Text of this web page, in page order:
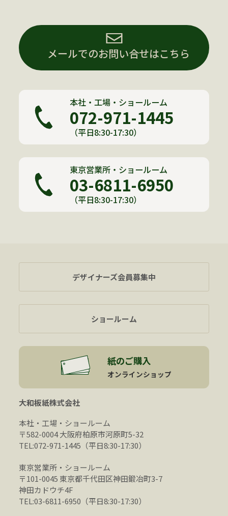
メールでのお問い合せはこちら
本社・工場・ショールーム
072-971-1445
（平日8:30-17:30）
東京営業所・ショールーム
03-6811-6950
（平日8:30-17:30）
大和板紙株式会社
本社・工場・ショールーム
〒582-0004 大阪府柏原市河原町5-32
TEL:072-971-1445（平日8:30-17:30）
東京営業所・ショールーム
〒101-0045 東京都千代田区神田鍛冶町3-7
神田カドウチ4F
TEL:03-6811-6950（平日8:30-17:30）
デザイナーズ会員募集中
ショールーム
紙のご購入
オンラインショップ